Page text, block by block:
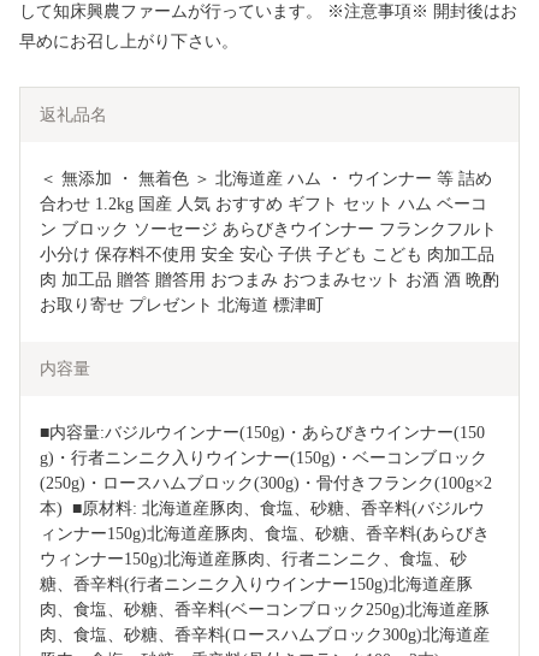
して知床興農ファームが行っています。 ※注意事項※ 開封後はお
早めにお召し上がり下さい。
返礼品名
＜ 無添加 ・ 無着色 ＞ 北海道産 ハム ・ ウインナー 等 詰め
合わせ 1.2kg 国産 人気 おすすめ ギフト セット ハム ベーコ
ン ブロック ソーセージ あらびきウインナー フランクフルト
小分け 保存料不使用 安全 安心 子供 子ども こども 肉加工品
肉 加工品 贈答 贈答用 おつまみ おつまみセット お酒 酒 晩酌
お取り寄せ プレゼント 北海道 標津町
内容量
■内容量:バジルウインナー(150g)・あらびきウインナー(150
g)・行者ニンニク入りウインナー(150g)・ベーコンブロック
(250g)・ロースハムブロック(300g)・骨付きフランク(100g×2
本)  ■原材料: 北海道産豚肉、食塩、砂糖、香辛料(バジルウ
ィンナー150g)北海道産豚肉、食塩、砂糖、香辛料(あらびき
ウィンナー150g)北海道産豚肉、行者ニンニク、食塩、砂
糖、香辛料(行者ニンニク入りウインナー150g)北海道産豚
肉、食塩、砂糖、香辛料(ベーコンブロック250g)北海道産豚
肉、食塩、砂糖、香辛料(ロースハムブロック300g)北海道産